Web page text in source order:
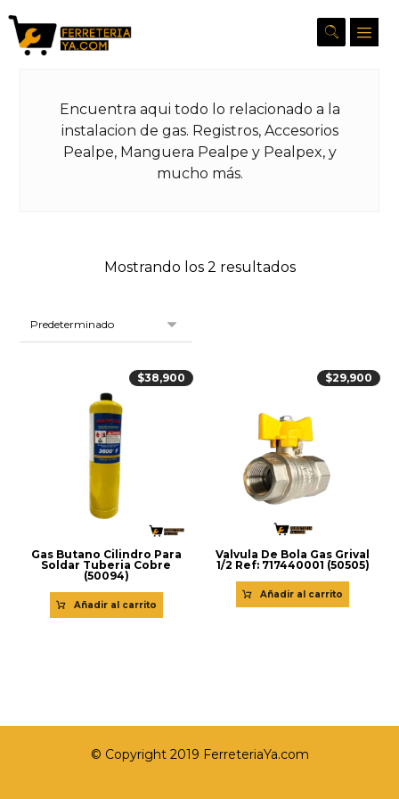
Encuentra aqui todo lo relacionado a la
instalacion de gas. Registros, Accesorios
Pealpe, Manguera Pealpe y Pealpex, y
mucho más.
Mostrando los 2 resultados
Gas Butano Cilindro Para
Soldar Tuberia Cobre
(50094)
$38,900
Añadir al carrito
Valvula De Bola Gas Grival
1/2 Ref: 717440001 (50505)
$29,900
Añadir al carrito
© Copyright 2019 FerreteriaYa.com